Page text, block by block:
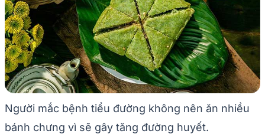
Người mắc bệnh tiểu đường không nên ăn nhiều
bánh chưng vì sẽ gây tăng đường huyết.